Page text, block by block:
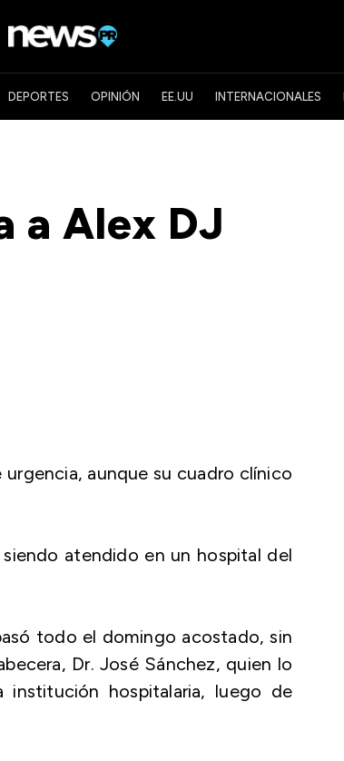
DEPORTES OPINIÓN EE.UU INTERNACIONALES
a Alex DJ
aunque su cuadro clínico
atendido en un hospital del
todo el domingo acostado, sin
Dr. José Sánchez, quien lo
hospitalaria, luego de